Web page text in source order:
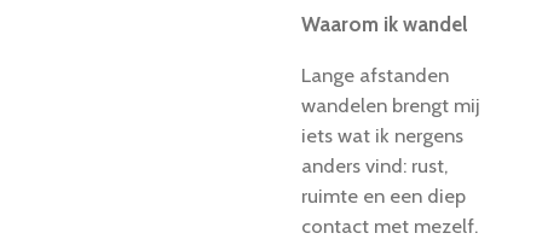
Waarom ik wandel
Lange afstanden
wandelen brengt mij
iets wat ik nergens
anders vind: rust,
ruimte en een diep
contact met mezelf.